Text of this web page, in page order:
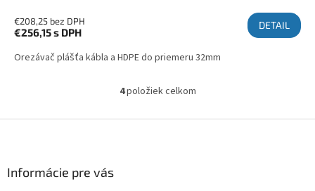
€208,25 bez DPH
€256,15s DPH
DETAIL
Orezávač plášťa kábla a HDPE do priemeru 32mm
Ovládacie prvky výpisu
4položiek celkom
Informácie pre vás